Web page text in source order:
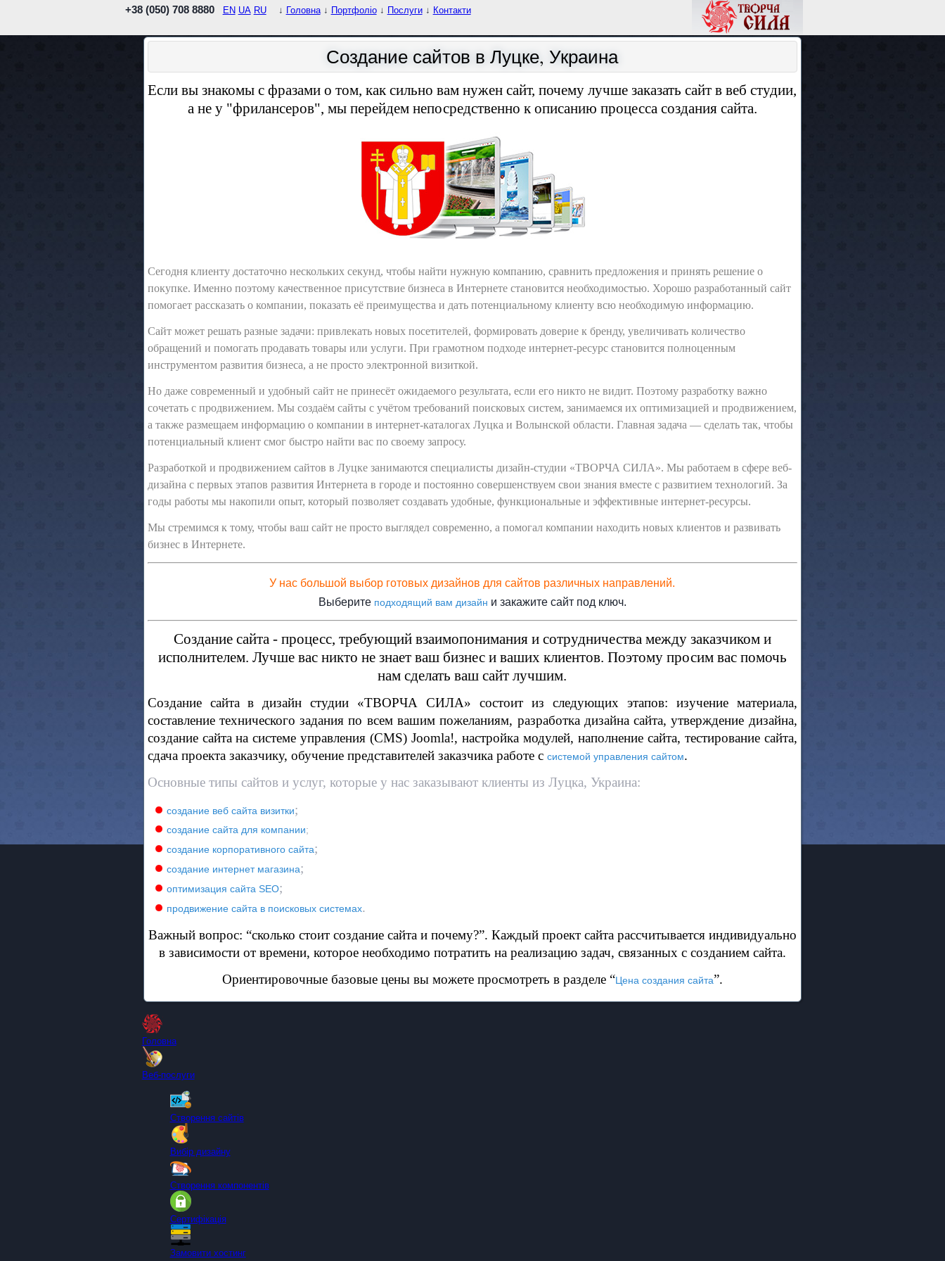
+38 (050) 708 8880 EN UA RU ↓ Головна↓ Портфоліо↓ Послуги↓ Контакти
Создание сайтов в Луцке, Украина
Если вы знакомы с фразами о том, как сильно вам нужен сайт, почему лучше заказать сайт в веб студии,
а не у "фрилансеров", мы перейдем непосредственно к описанию процесса создания сайта.
Сегодня клиенту достаточно нескольких секунд, чтобы найти нужную компанию, сравнить предложения и принять решение о
покупке. Именно поэтому качественное присутствие бизнеса в Интернете становится необходимостью. Хорошо разработанный сайт
помогает рассказать о компании, показать её преимущества и дать потенциальному клиенту всю необходимую информацию.
Сайт может решать разные задачи: привлекать новых посетителей, формировать доверие к бренду, увеличивать количество
обращений и помогать продавать товары или услуги. При грамотном подходе интернет-ресурс становится полноценным
инструментом развития бизнеса, а не просто электронной визиткой.
Но даже современный и удобный сайт не принесёт ожидаемого результата, если его никто не видит. Поэтому разработку важно
сочетать с продвижением. Мы создаём сайты с учётом требований поисковых систем, занимаемся их оптимизацией и продвижением,
а также размещаем информацию о компании в интернет-каталогах Луцка и Волынской области. Главная задача — сделать так, чтобы
потенциальный клиент смог быстро найти вас по своему запросу.
Разработкой и продвижением сайтов в Луцке занимаются специалисты дизайн-студии «ТВОРЧА СИЛА». Мы работаем в сфере веб-
дизайна с первых этапов развития Интернета в городе и постоянно совершенствуем свои знания вместе с развитием технологий. За
годы работы мы накопили опыт, который позволяет создавать удобные, функциональные и эффективные интернет-ресурсы.
Мы стремимся к тому, чтобы ваш сайт не просто выглядел современно, а помогал компании находить новых клиентов и развивать
бизнес в Интернете.
У нас большой выбор готовых дизайнов для сайтов различных направлений.
Выберите подходящий вам дизайн и закажите сайт под ключ.
Создание сайта - процесс, требующий взаимопонимания и сотрудничества между заказчиком и
исполнителем. Лучше вас никто не знает ваш бизнес и ваших клиентов. Поэтому просим вас помочь
нам сделать ваш сайт лучшим.
Создание сайта в дизайн студии «ТВОРЧА СИЛА» состоит из следующих этапов: изучение материала,
составление технического задания по всем вашим пожеланиям, разработка дизайна сайта, утверждение дизайна,
создание сайта на системе управления (CMS) Joomla!, настройка модулей, наполнение сайта, тестирование сайта,
сдача проекта заказчику, обучение представителей заказчика работе с системой управления сайтом.
Основные типы сайтов и услуг, которые у нас заказывают клиенты из Луцка, Украина:
создание веб сайта визитки;
создание сайта для компании;
создание корпоративного сайта;
создание интернет магазина;
оптимизация сайта SEO;
продвижение сайта в поисковых системах.
Важный вопрос: “сколько стоит создание сайта и почему?”. Каждый проект сайта рассчитывается индивидуально
в зависимости от времени, которое необходимо потратить на реализацию задач, связанных с созданием сайта.
Ориентировочные базовые цены вы можете просмотреть в разделе “Цена создания сайта”.
Головна
Веб-послуги
Створення сайтів
Вибір дизайну
Створення компонентів
Сертифікація
Замовити хостинг